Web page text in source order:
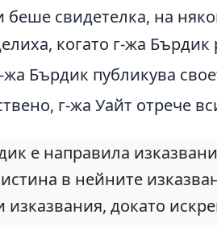
беше свидетелка, на
когато г-жа
жа Бърдик публикува
г-жа Уайт отрече
е направила
в нейните
докато